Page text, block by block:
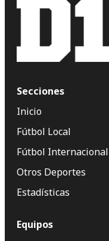
Secciones
Inicio
Fútbol Local
Fútbol Internacional
Otros Deportes
Estadísticas
Equipos